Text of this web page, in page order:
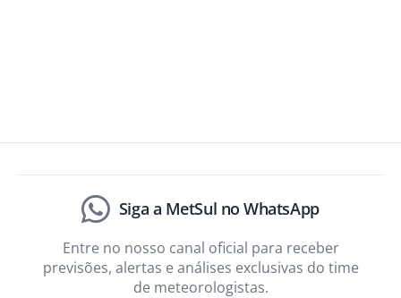
Siga a MetSul no WhatsApp
Entre no nosso canal oficial para receber
previsões, alertas e análises exclusivas do time
de meteorologistas.